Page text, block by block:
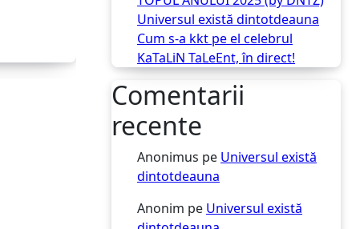
Universul există dintotdeauna
Cum s-a kkt pe el celebrul
KaTaLiN TaLeEnt, în direct!
Comentarii
recente
Anonimus pe Universul există
dintotdeauna
Anonim pe Universul există